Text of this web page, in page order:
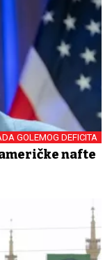
GOLEMOG DEFICITA
nafte